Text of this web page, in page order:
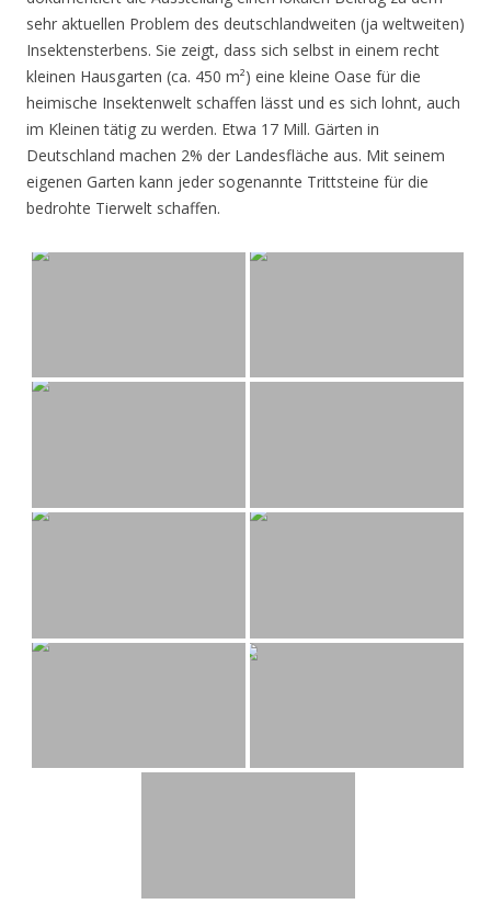
sehr aktuellen Problem des deutschlandweiten (ja weltweiten)
Insektensterbens. Sie zeigt, dass sich selbst in einem recht
kleinen Hausgarten (ca. 450 m²) eine kleine Oase für die
heimische Insektenwelt schaffen lässt und es sich lohnt, auch
im Kleinen tätig zu werden. Etwa 17 Mill. Gärten in
Deutschland machen 2% der Landesfläche aus. Mit seinem
eigenen Garten kann jeder sogenannte Trittsteine für die
bedrohte Tierwelt schaffen.